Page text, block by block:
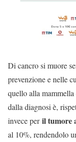
Di cancro si muore
prevenzione e nelle
quello alla
dalla diagnosi è,
invece peril tumore
al 10%, rendendolo